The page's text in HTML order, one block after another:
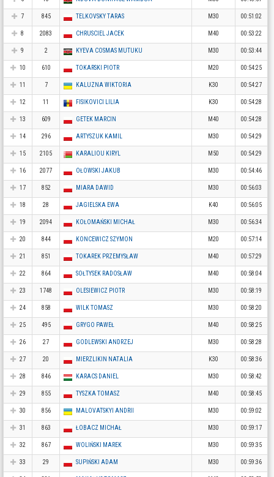
7 845 TELKOVSKY TARAS M30 00:51:02
8 2083 CHRUSCIEL JACEK M40 00:53:22
9 2 KYEVA COSMAS MUTUKU M30 00:53:44
10 610 TOKARSKI PIOTR M20 00:54:25
11 7 KALUZNA WIKTORIA K30 00:54:27
12 11 FISIKOVICI LILIA K30 00:54:28
13 609 GETEK MARCIN M40 00:54:28
14 296 ARTYSZUK KAMIL M30 00:54:29
15 2105 KARALIOU KIRYL M50 00:54:29
16 2077 OŁOWSKI JAKUB M30 00:54:46
17 852 MIARA DAWID M30 00:56:03
18 28 JAGIELSKA EWA K40 00:56:05
19 2094 KOŁOMAŃSKI MICHAŁ M30 00:56:34
20 844 KONCEWICZ SZYMON M20 00:57:14
21 851 TOKAREK PRZEMYSŁAW M40 00:57:29
22 864 SOŁTYSEK RADOSŁAW M40 00:58:04
23 1748 OLESIEWICZ PIOTR M30 00:58:19
24 858 WILK TOMASZ M30 00:58:20
25 495 GRYGO PAWEŁ M40 00:58:25
26 27 GODLEWSKI ANDRZEJ M30 00:58:28
27 20 MIERZLIKIN NATALIA K30 00:58:36
28 846 KARACS DANIEL M30 00:58:42
29 855 TYSZKA TOMASZ M40 00:58:45
30 856 MALOVATSKYI ANDRII M30 00:59:02
31 863 ŁOBACZ MICHAŁ M30 00:59:17
32 867 WOLIŃSKI MAREK M30 00:59:35
33 29 SUPIŃSKI ADAM M30 00:59:36